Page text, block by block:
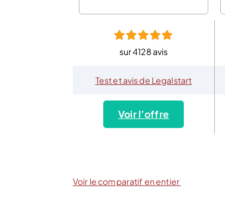
sur 4128 avis
Test et avis de Legalstart
Voir l’offre
Voir le comparatif en entier